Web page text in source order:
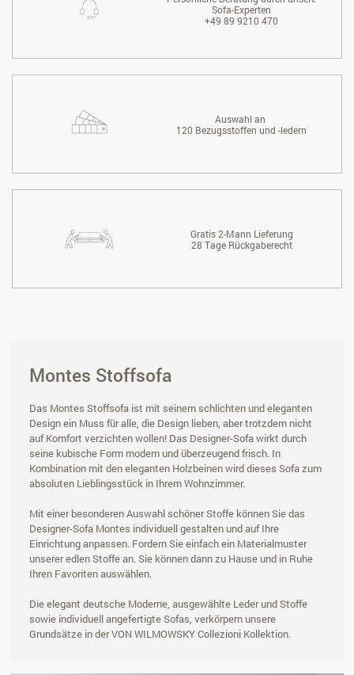
Sofa-Experten
+49 89 9210 470
Auswahl an
120 Bezugsstoffen und -ledern
Gratis 2-Mann Lieferung
28 Tage Rückgaberecht
Montes Stoffsofa
Das Montes Stoffsofa ist mit seinem schlichten und eleganten
Design ein Muss für alle, die Design lieben, aber trotzdem nicht
auf Komfort verzichten wollen! Das Designer-Sofa wirkt durch
seine kubische Form modern und überzeugend frisch. In
Kombination mit den eleganten Holzbeinen wird dieses Sofa zum
absoluten Lieblingsstück in Ihrem Wohnzimmer.
Mit einer besonderen Auswahl schöner Stoffe können Sie das
Designer-Sofa Montes individuell gestalten und auf Ihre
Einrichtung anpassen. Fordern Sie einfach ein Materialmuster
unserer edlen Stoffe an. Sie können dann zu Hause und in Ruhe
Ihren Favoriten auswählen.
Die elegant deutsche Moderne, ausgewählte Leder und Stoffe
sowie individuell angefertigte Sofas, verkörpern unsere
Grundsätze in der VON WILMOWSKY Collezioni Kollektion.